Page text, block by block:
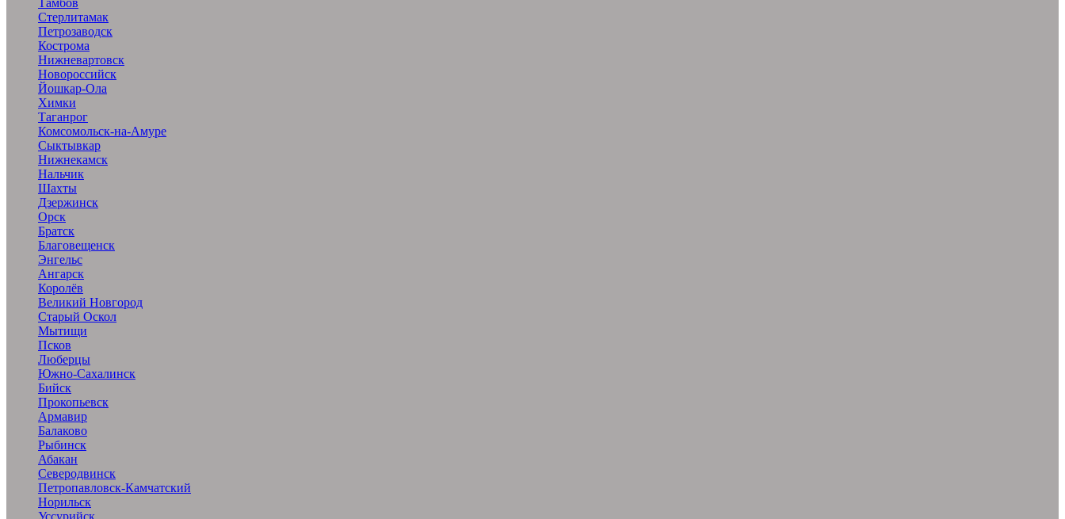
Тамбов
Стерлитамак
Петрозаводск
Кострома
Нижневартовск
Новороссийск
Йошкар-Ола
Химки
Таганрог
Комсомольск-на-Амуре
Сыктывкар
Нижнекамск
Нальчик
Шахты
Дзержинск
Орск
Братск
Благовещенск
Энгельс
Ангарск
Королёв
Великий Новгород
Старый Оскол
Мытищи
Псков
Люберцы
Южно-Сахалинск
Бийск
Прокопьевск
Армавир
Балаково
Рыбинск
Абакан
Северодвинск
Петропавловск-Камчатский
Норильск
Уссурийск